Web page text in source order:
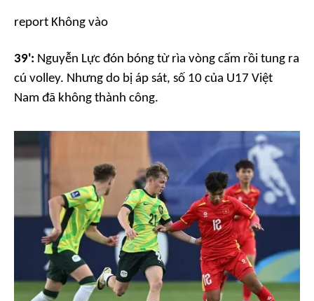
report Không vào
39': Nguyễn Lực đón bóng từ rìa vòng cấm rồi tung ra
cú volley. Nhưng do bị áp sát, số 10 của U17 Việt
Nam đã không thành công.